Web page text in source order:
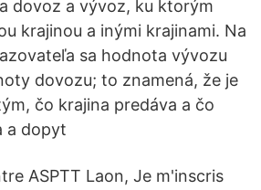
dovoz a vývoz, ku ktorým
krajinou a inými krajinami. Na
sa hodnota vývozu
dovozu; to znamená, že je
čo krajina predáva a čo
a dopyt
ASPTT Laon, Je m'inscris